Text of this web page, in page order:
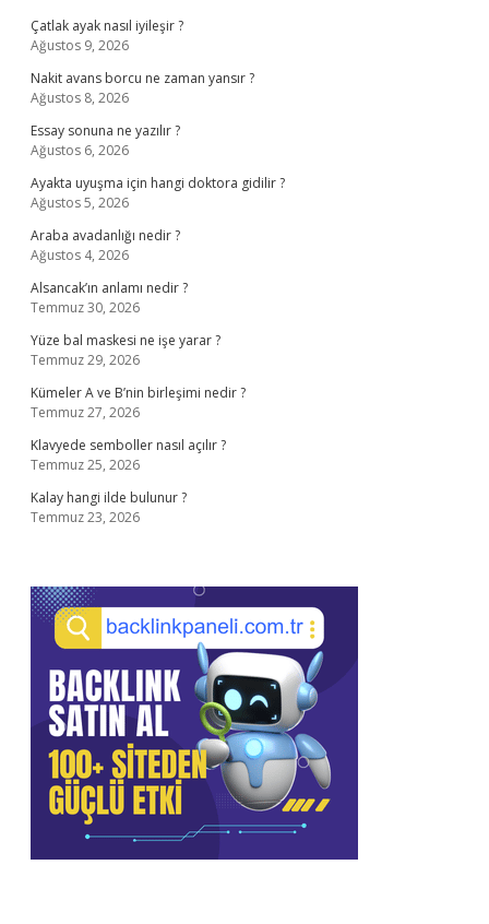
Çatlak ayak nasıl iyileşir ?
Ağustos 9, 2026
Nakit avans borcu ne zaman yansır ?
Ağustos 8, 2026
Essay sonuna ne yazılır ?
Ağustos 6, 2026
Ayakta uyuşma için hangi doktora gidilir ?
Ağustos 5, 2026
Araba avadanlığı nedir ?
Ağustos 4, 2026
Alsancak’ın anlamı nedir ?
Temmuz 30, 2026
Yüze bal maskesi ne işe yarar ?
Temmuz 29, 2026
Kümeler A ve B’nin birleşimi nedir ?
Temmuz 27, 2026
Klavyede semboller nasıl açılır ?
Temmuz 25, 2026
Kalay hangi ilde bulunur ?
Temmuz 23, 2026